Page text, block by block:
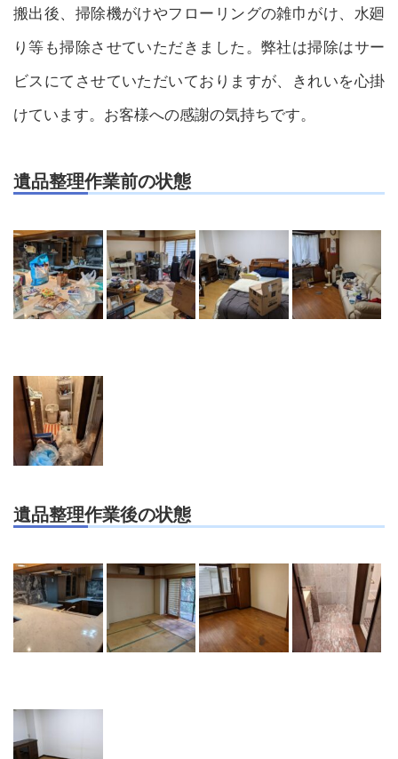
搬出後、掃除機がけやフローリングの雑巾がけ、水廻
り等も掃除させていただきました。弊社は掃除はサー
ビスにてさせていただいておりますが、きれいを心掛
けています。お客様への感謝の気持ちです。
遺品整理作業前の状態
遺品整理作業後の状態